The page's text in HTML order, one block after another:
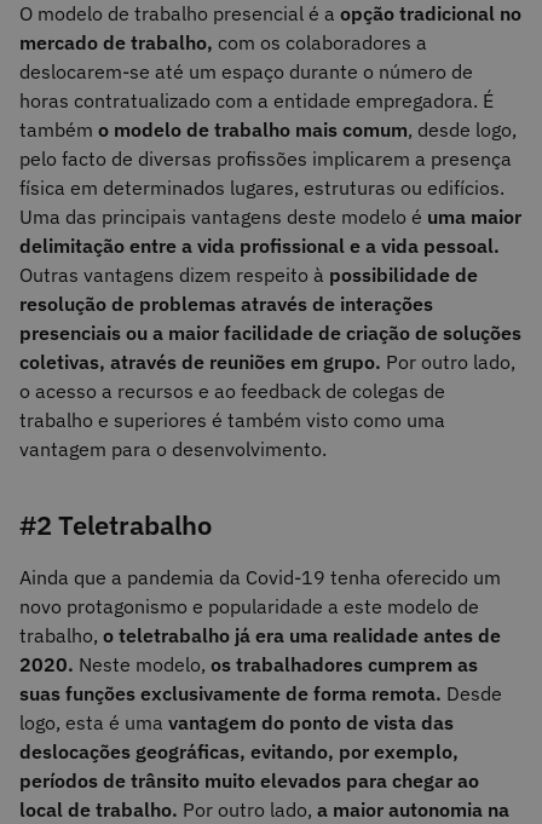
O modelo de trabalho presencial é a opção tradicional no
mercado de trabalho, com os colaboradores a
deslocarem-se até um espaço durante o número de
horas contratualizado com a entidade empregadora. É
também o modelo de trabalho mais comum, desde logo,
pelo facto de diversas profissões implicarem a presença
física em determinados lugares, estruturas ou edifícios.
Uma das principais vantagens deste modelo é uma maior
delimitação entre a vida profissional e a vida pessoal.
Outras vantagens dizem respeito à possibilidade de
resolução de problemas através de interações
presenciais ou a maior facilidade de criação de soluções
coletivas, através de reuniões em grupo. Por outro lado,
o acesso a recursos e ao feedback de colegas de
trabalho e superiores é também visto como uma
vantagem para o desenvolvimento.
#2 Teletrabalho
Ainda que a pandemia da Covid-19 tenha oferecido um
novo protagonismo e popularidade a este modelo de
trabalho, o teletrabalho já era uma realidade antes de
2020. Neste modelo, os trabalhadores cumprem as
suas funções exclusivamente de forma remota. Desde
logo, esta é uma vantagem do ponto de vista das
deslocações geográficas, evitando, por exemplo,
períodos de trânsito muito elevados para chegar ao
local de trabalho. Por outro lado, a maior autonomia na